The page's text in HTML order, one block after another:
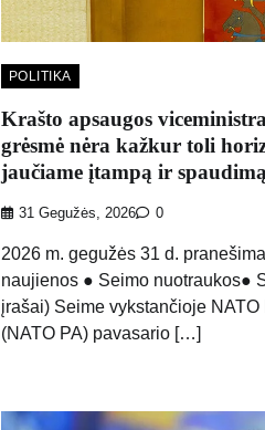
POLITIKA
Krašto apsaugos
grėsmė nėra kažkur toli
jaučiame įtampą ir
31 Gegužės, 2026 0
2026 m. gegužės 31 d.
naujienos ● Seimo nuotraukos●
įrašai) Seime vykstančioje
(NATO PA) pavasario […]